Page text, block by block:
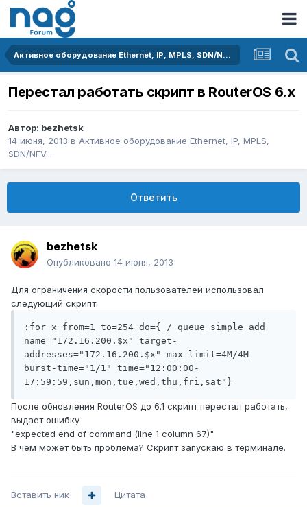
Активное оборудование Ethernet, IP, MPLS, SDN/NFV...
Перестал работать скрипт в RouterOS 6.x
Автор: bezhetsk
14 июня, 2013 в Активное оборудование Ethernet, IP, MPLS,
SDN/NFV...
Ответить
bezhetsk
Опубликовано 14 июня, 2013
Для ограничения скорости пользователей использовал
следующий скрипт:
:for x from=1 to=254 do={ / queue simple add
name="172.16.200.$x" target-
addresses="172.16.200.$x" max-limit=4M/4M
burst-time="1/1" time="12:00:00-
17:59:59,sun,mon,tue,wed,thu,fri,sat"}
После обновления RouterOS до 6.1 скрипт перестал работать,
выдает ошибку
"expected end of command (line 1 column 67)"
В чем может быть проблема? Скрипт запускаю в терминале.
Вставить ник Цитата